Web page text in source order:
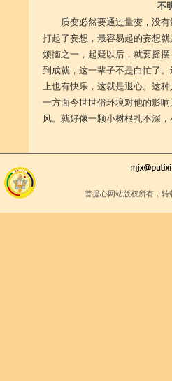
不
质变必然要通过量变，没
打起了妄想，最容易起的妄想
烦恼之一，起疑以后，就要摇
到成就，这一辈子不是白忙了
上也有快乐，这就是退心。这
一方面今世世俗环境对他的影
风。就好像一颗小树根扎不深
菩提心网站版权所有，